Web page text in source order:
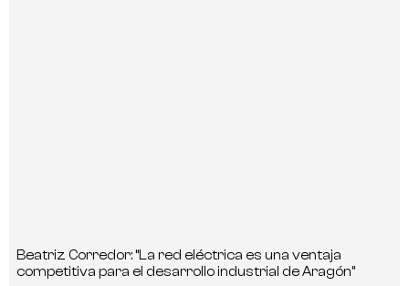
Beatriz Corredor: “La red eléctrica es una ventaja
competitiva para el desarrollo industrial de Aragón”